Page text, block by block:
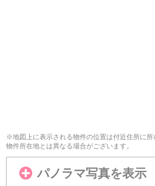
※地図上に表示される物件の位置は付近住所に
物件所在地とは異なる場合がございます。
パノラマ写真を表示